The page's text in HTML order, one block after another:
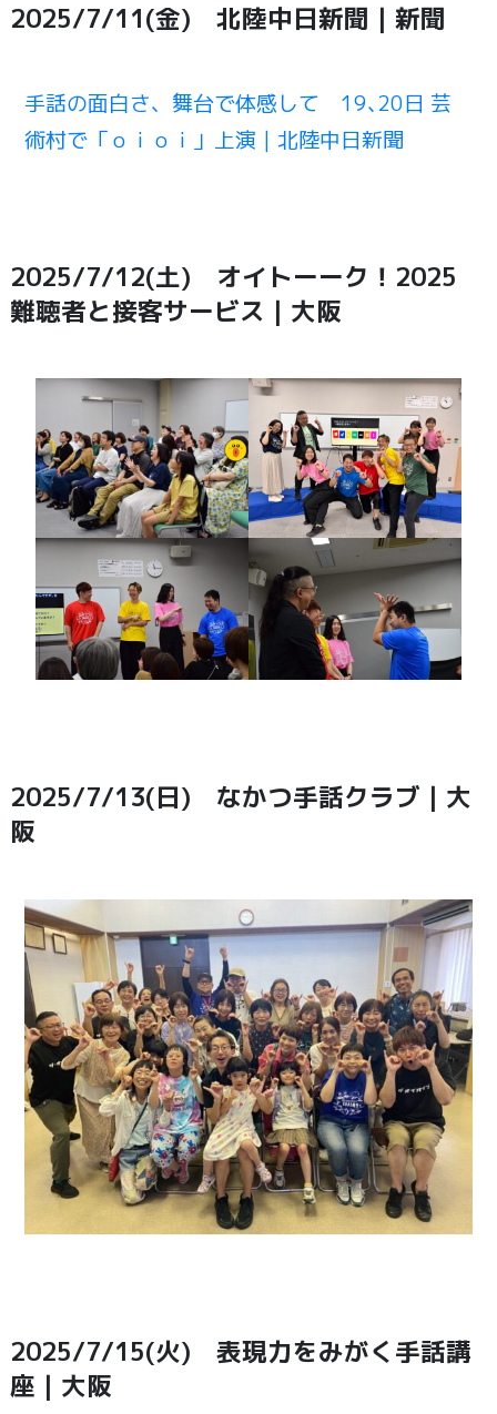
2025/7/11(金) 北陸中日新聞｜新聞
手話の面白さ、舞台で体感して 19､20日 芸
術村で「ｏｉｏｉ」上演｜北陸中日新聞
2025/7/12(土) オイトーーク！2025
難聴者と接客サービス｜大阪
2025/7/13(日) なかつ手話クラブ｜大
阪
2025/7/15(火) 表現力をみがく手話講
座｜大阪